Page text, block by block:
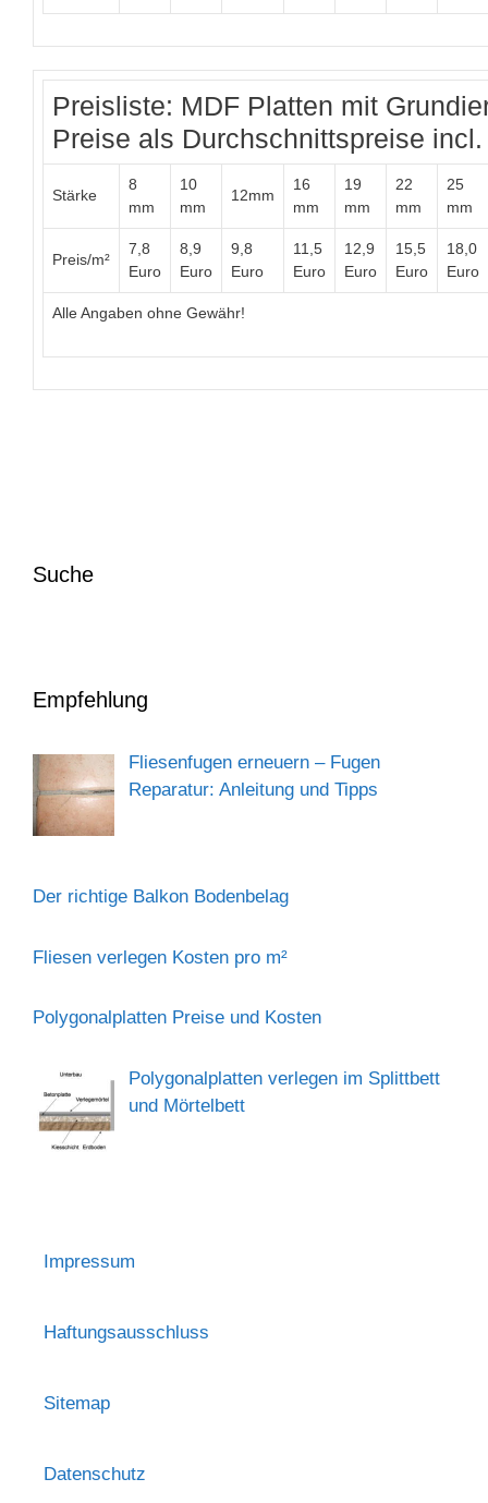
Preisliste: MDF Platten mit
Preise als Durchschnittspreise
Stärke
8
mm
10
mm
12mm
16
mm
19
mm
22
mm
25
mm
Preis/m²
7,8
Euro
8,9
Euro
9,8
Euro
11,5
Euro
12,9
Euro
15,5
Euro
18,0
Euro
Alle Angaben ohne Gewähr!
Suche
Empfehlung
Fliesenfugen erneuern – Fugen
Reparatur: Anleitung und Tipps
Der richtige Balkon Bodenbelag
Fliesen verlegen Kosten pro m²
Polygonalplatten Preise und Kosten
Polygonalplatten verlegen im Splittbett
und Mörtelbett
Impressum
Haftungsausschluss
Sitemap
Datenschutz